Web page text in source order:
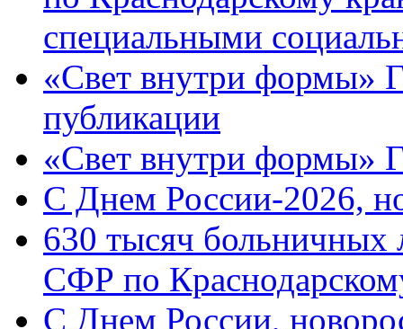
специальными
«Свет внутри формы»
публикации
«Свет внутри формы»
C Днем России-2026,
630 тысяч больничных
СФР по
C Днем России,